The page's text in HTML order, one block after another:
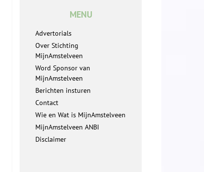
MENU
Advertorials
Over Stichting
MijnAmstelveen
Word Sponsor van
MijnAmstelveen
Berichten insturen
Contact
Wie en Wat is MijnAmstelveen
MijnAmstelveen ANBI
Disclaimer